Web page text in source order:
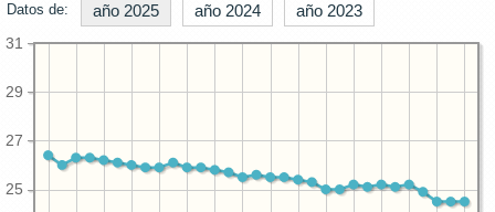
Datos de: año 2025 año 2024 año 2023
25
27
29
31